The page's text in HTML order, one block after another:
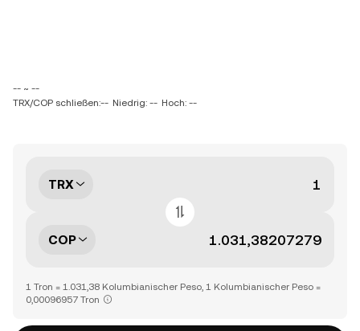
-- ~ --
TRX/COP schließen:-- Niedrig: -- Hoch: --
TRX
COP
1 Tron = 1.031,38 Kolumbianischer Peso, 1 Kolumbianischer Peso =
0,00096957 Tron